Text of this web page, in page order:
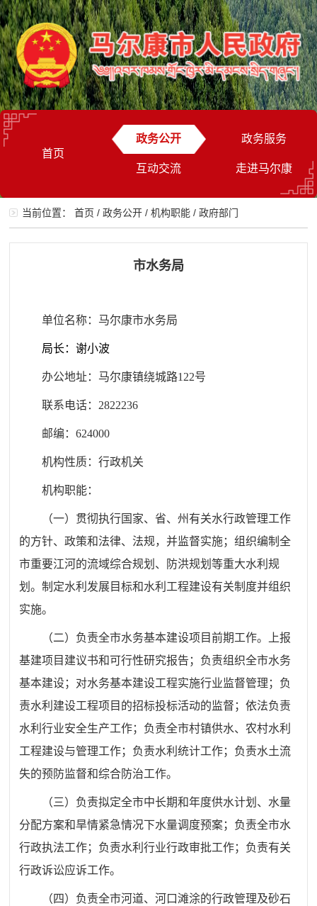
首页
政务公开 政务服务
互动交流 走进马尔康
当前位置：首页 /政务公开 /机构职能 /政府部门
市水务局
单位名称：马尔康市水务局
局长：谢小波
办公地址：马尔康镇绕城路122号
联系电话：2822236
邮编：624000
机构性质：行政机关
机构职能：
（一）贯彻执行国家、省、州有关水行政管理工作
的方针、政策和法律、法规，并监督实施；组织编制全
市重要江河的流域综合规划、防洪规划等重大水利规
划。制定水利发展目标和水利工程建设有关制度并组织
实施。
（二）负责全市水务基本建设项目前期工作。上报
基建项目建议书和可行性研究报告；负责组织全市水务
基本建设；对水务基本建设工程实施行业监督管理；负
责水利建设工程项目的招标投标活动的监督；依法负责
水利行业安全生产工作；负责全市村镇供水、农村水利
工程建设与管理工作；负责水利统计工作；负责水土流
失的预防监督和综合防治工作。
（三）负责拟定全市中长期和年度供水计划、水量
分配方案和旱情紧急情况下水量调度预案；负责全市水
行政执法工作；负责水利行业行政审批工作；负责有关
行政诉讼应诉工作。
（四）负责全市河道、河口滩涂的行政管理及砂石